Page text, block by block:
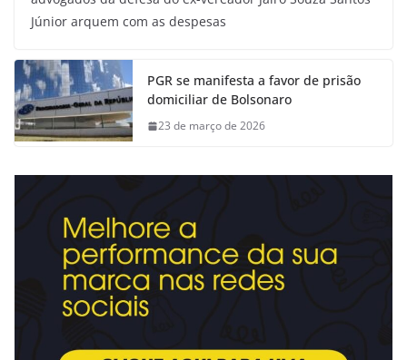
Júnior arquem com as despesas
PGR se manifesta a favor de prisão
domiciliar de Bolsonaro
23 de março de 2026